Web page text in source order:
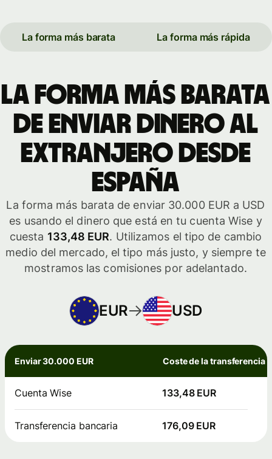
La forma más barata La forma más rápida
La forma más barata
de enviar dinero al
extranjero desde
España
La forma más barata de enviar 30.000 EUR a USD
es usando el dinero que está en tu cuenta Wise y
cuesta 133,48 EUR. Utilizamos el tipo de cambio
medio del mercado, el tipo más justo, y siempre te
mostramos las comisiones por adelantado.
EUR USD
Enviar 30.000 EUR Coste de la transferencia
Cuenta Wise 133,48 EUR
Transferencia bancaria 176,09 EUR